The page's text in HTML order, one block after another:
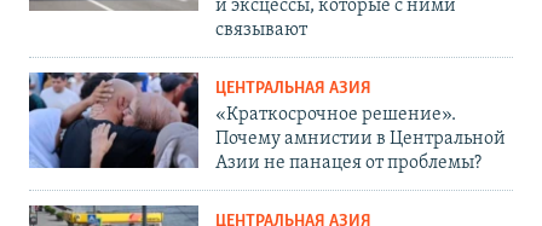
и эксцессы, которые с ними
связывают
ЦЕНТРАЛЬНАЯ АЗИЯ
«Краткосрочное решение».
Почему амнистии в Центральной
Азии не панацея от проблемы?
ЦЕНТРАЛЬНАЯ АЗИЯ